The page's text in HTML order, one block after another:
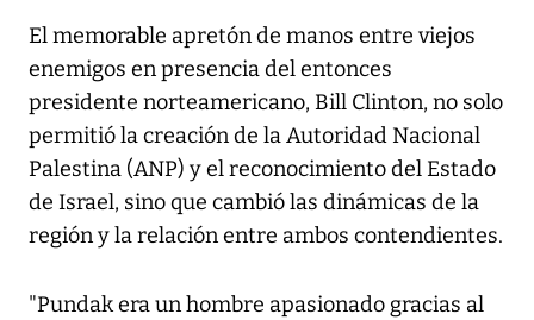
El memorable apretón de manos entre viejos
enemigos en presencia del entonces
presidente norteamericano, Bill Clinton, no solo
permitió la creación de la Autoridad Nacional
Palestina (ANP) y el reconocimiento del Estado
de Israel, sino que cambió las dinámicas de la
región y la relación entre ambos contendientes.
"Pundak era un hombre apasionado gracias al